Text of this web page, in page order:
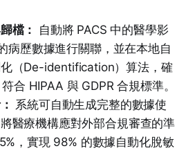
檔：
自動將 PACS 中的醫學影
病歷數據進行關聯，並在本地自
（De-identification）算法，確
合 HIPAA 與 GDPR 合規標準。
系統可自動生成完整的數據使
醫療機構應對外部合規審查的準
，實現 98% 的數據自動化脫敏